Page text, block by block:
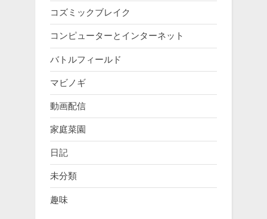
コズミックブレイク
コンピューターとインターネット
バトルフィールド
マビノギ
動画配信
家庭菜園
日記
未分類
趣味